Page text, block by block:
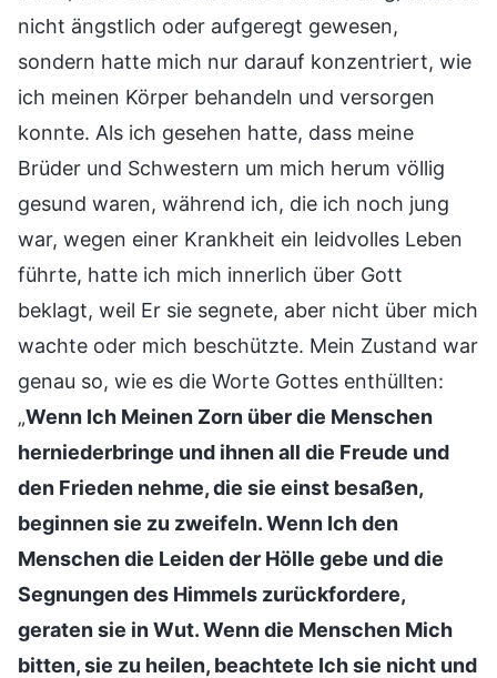
nicht ängstlich oder aufgeregt gewesen,
sondern hatte mich nur darauf konzentriert, wie
ich meinen Körper behandeln und versorgen
konnte. Als ich gesehen hatte, dass meine
Brüder und Schwestern um mich herum völlig
gesund waren, während ich, die ich noch jung
war, wegen einer Krankheit ein leidvolles Leben
führte, hatte ich mich innerlich über Gott
beklagt, weil Er sie segnete, aber nicht über mich
wachte oder mich beschützte. Mein Zustand war
genau so, wie es die Worte Gottes enthüllten:
„Wenn Ich Meinen Zorn über die Menschen
herniederbringe und ihnen all die Freude und
den Frieden nehme, die sie einst besaßen,
beginnen sie zu zweifeln. Wenn Ich den
Menschen die Leiden der Hölle gebe und die
Segnungen des Himmels zurückfordere,
geraten sie in Wut. Wenn die Menschen Mich
bitten, sie zu heilen, beachtete Ich sie nicht und